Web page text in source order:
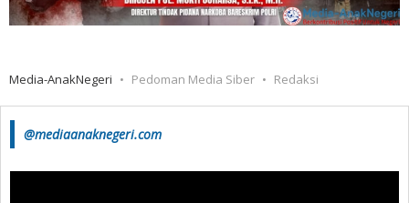
Media-AnakNegeri Pedoman Media Siber Redaksi
@mediaanaknegeri.com